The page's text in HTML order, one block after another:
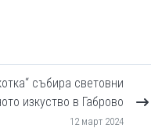
събира световни
изкуство в Габрово
12 март 2024